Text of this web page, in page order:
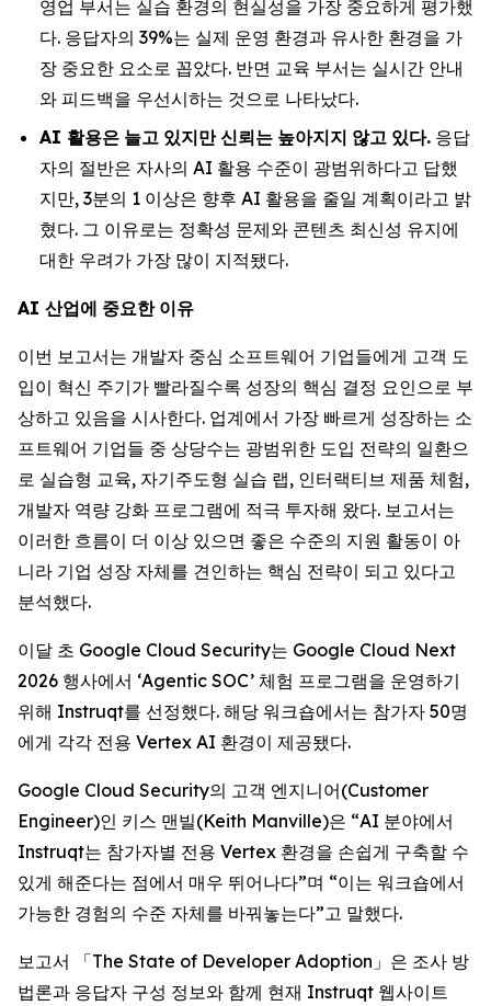
영업 부서는 실습 환경의 현실성을 가장 중요하게 평가했
다. 응답자의 39%는 실제 운영 환경과 유사한 환경을 가
장 중요한 요소로 꼽았다. 반면 교육 부서는 실시간 안내
와 피드백을 우선시하는 것으로 나타났다.
AI 활용은 늘고 있지만 신뢰는 높아지지 않고 있다. 응답
자의 절반은 자사의 AI 활용 수준이 광범위하다고 답했
지만, 3분의 1 이상은 향후 AI 활용을 줄일 계획이라고 밝
혔다. 그 이유로는 정확성 문제와 콘텐츠 최신성 유지에
대한 우려가 가장 많이 지적됐다.
AI 산업에 중요한 이유
이번 보고서는 개발자 중심 소프트웨어 기업들에게 고객 도
입이 혁신 주기가 빨라질수록 성장의 핵심 결정 요인으로 부
상하고 있음을 시사한다. 업계에서 가장 빠르게 성장하는 소
프트웨어 기업들 중 상당수는 광범위한 도입 전략의 일환으
로 실습형 교육, 자기주도형 실습 랩, 인터랙티브 제품 체험,
개발자 역량 강화 프로그램에 적극 투자해 왔다. 보고서는
이러한 흐름이 더 이상 있으면 좋은 수준의 지원 활동이 아
니라 기업 성장 자체를 견인하는 핵심 전략이 되고 있다고
분석했다.
이달 초 Google Cloud Security는 Google Cloud Next
2026 행사에서 ‘Agentic SOC’ 체험 프로그램을 운영하기
위해 Instruqt를 선정했다. 해당 워크숍에서는 참가자 50명
에게 각각 전용 Vertex AI 환경이 제공됐다.
Google Cloud Security의 고객 엔지니어(Customer
Engineer)인 키스 맨빌(Keith Manville)은 “AI 분야에서
Instruqt는 참가자별 전용 Vertex 환경을 손쉽게 구축할 수
있게 해준다는 점에서 매우 뛰어나다”며 “이는 워크숍에서
가능한 경험의 수준 자체를 바꿔놓는다”고 말했다.
보고서 「The State of Developer Adoption 」은 조사 방
법론과 응답자 구성 정보와 함께 현재 Instruqt 웹사이트